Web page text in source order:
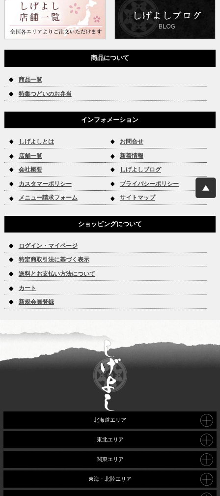
商品について
商品一覧
特集つどいのお弁当
インフォメーション
しげよしとは お問合せ
店舗一覧 新着情報
会社概要 しげよしブログ
カスタマーポリシー プライバシーポリシー
メニュー請求フォーム サイトマップ
ショッピングについて
ログイン・マイページ
特定商取引法に基づく表示
送料とお支払い方法について
カート
新規会員登録
北海道エリア
東北エリア
関東エリア
東海・北陸エリア